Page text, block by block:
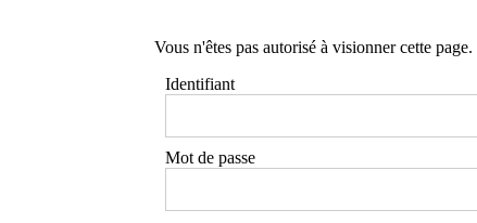
Vous n'êtes pas autorisé à visionner cette page.
Identifiant
Mot de passe